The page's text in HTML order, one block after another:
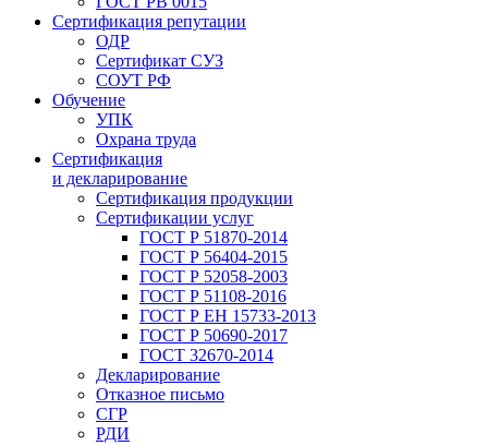
Сертификация репутации
ОДР
Сертификат СУЗ
СОУТ РФ
Обучение
УПК
Охрана труда
Сертификация
и декларирование
Сертификация продукции
Сертификации услуг
ГОСТ Р 51870-2014
ГОСТ Р 56404-2015
ГОСТ Р 52058-2003
ГОСТ Р 51108-2016
ГОСТ Р ЕН 15733-2013
ГОСТ Р 50690-2017
ГОСТ 32670-2014
Декларирование
Отказное письмо
СГР
РДИ